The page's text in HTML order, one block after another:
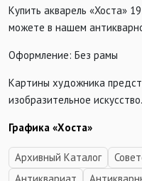
Купить акварель «Хоста»
можете в нашем
Оформление: Без рамы
Картины художника
изобразительное искусство.
Графика «Хоста»
Архивный Каталог